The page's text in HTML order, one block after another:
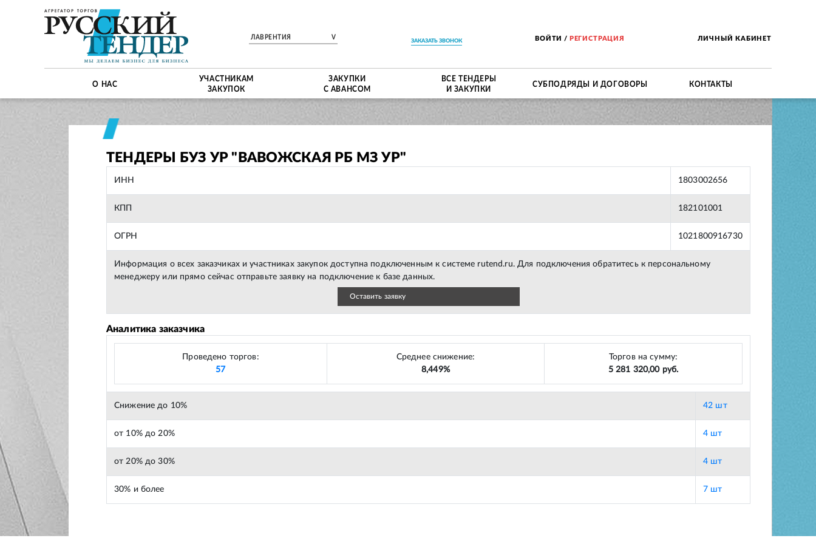
ЛАВРЕНТИЯ V ЗАКАЗАТЬ ЗВОНОК ВОЙТИ / РЕГИСТРАЦИЯ ЛИЧНЫЙ КАБИНЕТ
О НАС
УЧАСТНИКАМ
ЗАКУПОК
ЗАКУПКИ
С АВАНСОМ
ВСЕ ТЕНДЕРЫ
И ЗАКУПКИ
СУБПОДРЯДЫ И ДОГОВОРЫ КОНТАКТЫ
ТЕНДЕРЫ БУЗ УР "ВАВОЖСКАЯ РБ МЗ УР"
ИНН 1803002656
КПП 182101001
ОГРН 1021800916730
Информация о всех заказчиках и участниках закупок доступна подключенным к системе rutend.ru. Для подключения обратитесь к персональному
менеджеру или прямо сейчас отправьте заявку на подключение к базе данных.
Оставить заявку
Аналитика заказчика
Проведено торгов:
57
Среднее снижение:
8,449%
Торгов на сумму:
5 281 320,00 руб.
Снижение до 10% 42 шт
от 10% до 20% 4 шт
от 20% до 30% 4 шт
30% и более 7 шт